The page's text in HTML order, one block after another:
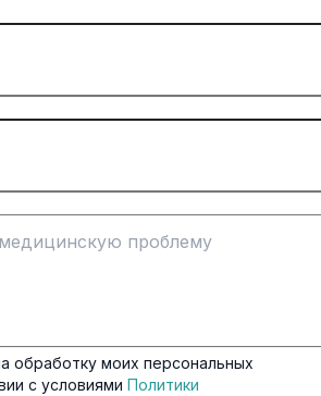
обработку моих персональных
с условиями Политики